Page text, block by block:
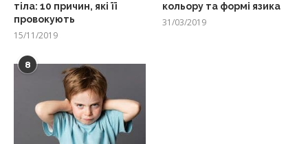
тіла: 10 причин, які її
провокують
15/11/2019
кольору та формі язика
31/03/2019
8